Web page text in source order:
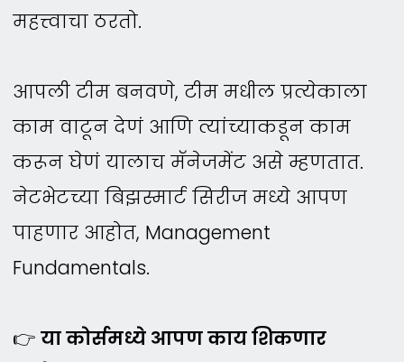
महत्त्वाचा ठरतो.
आपली टीम बनवणे, टीम मधील प्रत्येकाला
काम वाटून देणं आणि त्यांच्याकडून काम
करून घेणं यालाच मॅनेजमेंट असे म्हणतात.
नेटभेटच्या बिझस्मार्ट सिरीज मध्ये आपण
पाहणार आहोत, Management
Fundamentals.
👉या कोर्समध्ये आपण काय शिकणार